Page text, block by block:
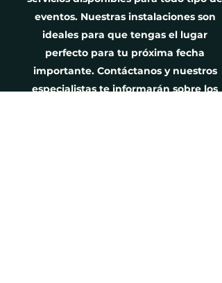
eventos. Nuestras instalaciones son
ideales para que tengas el lugar
perfecto para tu próxima fecha
importante. Contáctanos y nuestros
especialistas te informarán sobre los